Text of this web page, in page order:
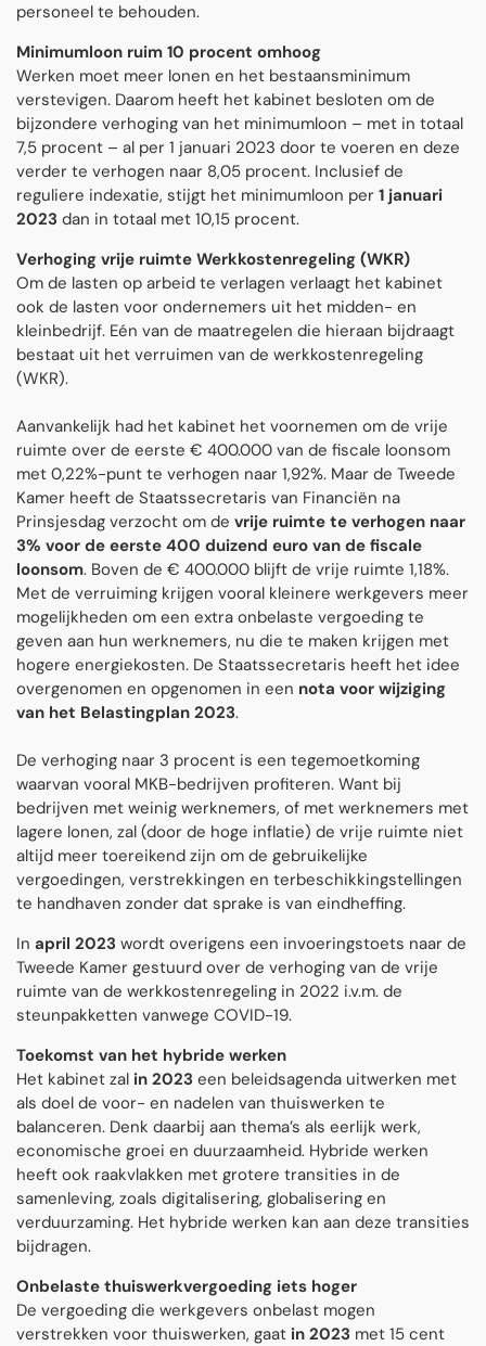
personeel te behouden.
Minimumloon ruim 10 procent omhoog
Werken moet meer lonen en het bestaansminimum
verstevigen. Daarom heeft het kabinet besloten om de
bijzondere verhoging van het minimumloon – met in totaal
7,5 procent – al per 1 januari 2023 door te voeren en deze
verder te verhogen naar 8,05 procent. Inclusief de
reguliere indexatie, stijgt het minimumloon per 1 januari
2023 dan in totaal met 10,15 procent.
Verhoging vrije ruimte Werkkostenregeling (WKR)
Om de lasten op arbeid te verlagen verlaagt het kabinet
ook de lasten voor ondernemers uit het midden- en
kleinbedrijf. Eén van de maatregelen die hieraan bijdraagt
bestaat uit het verruimen van de werkkostenregeling
(WKR).
Aanvankelijk had het kabinet het voornemen om de vrije
ruimte over de eerste € 400.000 van de fiscale loonsom
met 0,22%-punt te verhogen naar 1,92%. Maar de Tweede
Kamer heeft de Staatssecretaris van Financiën na
Prinsjesdag verzocht om de vrije ruimte te verhogen naar
3% voor de eerste 400 duizend euro van de fiscale
loonsom. Boven de € 400.000 blijft de vrije ruimte 1,18%.
Met de verruiming krijgen vooral kleinere werkgevers meer
mogelijkheden om een extra onbelaste vergoeding te
geven aan hun werknemers, nu die te maken krijgen met
hogere energiekosten. De Staatssecretaris heeft het idee
overgenomen en opgenomen in een nota voor wijziging
van het Belastingplan 2023.
De verhoging naar 3 procent is een tegemoetkoming
waarvan vooral MKB-bedrijven profiteren. Want bij
bedrijven met weinig werknemers, of met werknemers met
lagere lonen, zal (door de hoge inflatie) de vrije ruimte niet
altijd meer toereikend zijn om de gebruikelijke
vergoedingen, verstrekkingen en terbeschikkingstellingen
te handhaven zonder dat sprake is van eindheffing.
In april 2023 wordt overigens een invoeringstoets naar de
Tweede Kamer gestuurd over de verhoging van de vrije
ruimte van de werkkostenregeling in 2022 i.v.m. de
steunpakketten vanwege COVID-19.
Toekomst van het hybride werken
Het kabinet zal in 2023 een beleidsagenda uitwerken met
als doel de voor- en nadelen van thuiswerken te
balanceren. Denk daarbij aan thema’s als eerlijk werk,
economische groei en duurzaamheid. Hybride werken
heeft ook raakvlakken met grotere transities in de
samenleving, zoals digitalisering, globalisering en
verduurzaming. Het hybride werken kan aan deze transities
bijdragen.
Onbelaste thuiswerkvergoeding iets hoger
De vergoeding die werkgevers onbelast mogen
verstrekken voor thuiswerken, gaat in 2023 met 15 cent